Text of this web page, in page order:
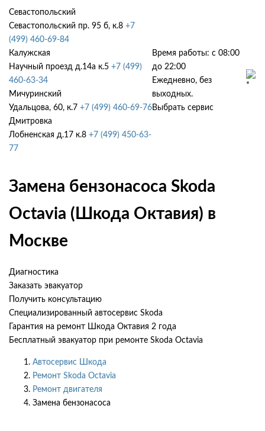
Севастопольский
Севастопольский пр. 95 б, к.8 +7
(499) 460-69-84
Калужская
Научный проезд д.14а к.5 +7 (499)
460-63-34
Мичуринский
Удальцова, 60, к.7 +7 (499) 460-69-76
Дмитровка
Лобненская д.17 к.8 +7 (499) 450-63-
77
Время работы: с 08:00
до 22:00
Ежедневно, без
выходных.
Выбрать сервис
Замена бензонасоса Skoda
Octavia (Шкода Октавия) в
Москве
Диагностика
Заказать эвакуатор
Получить консультацию
Специализированный автосервис Skoda
Гарантия на ремонт Шкода Октавия 2 года
Бесплатный эвакуатор при ремонте Skoda Octavia
Автосервис Шкода
Ремонт Skoda Octavia
Ремонт двигателя
Замена бензонасоса